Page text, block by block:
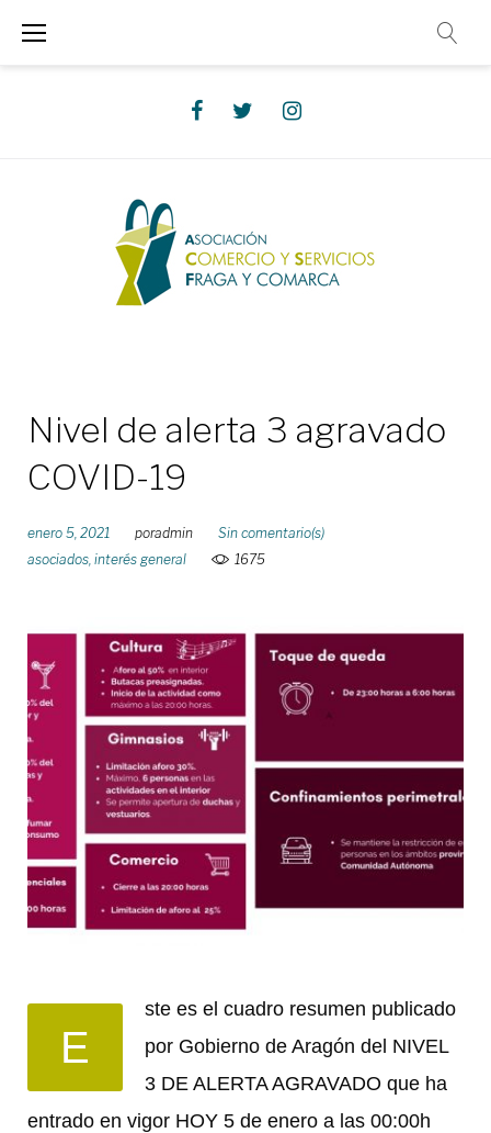
Nivel de alerta 3 agravado
COVID-19
enero 5, 2021 poradmin
Sin comentario(s)
asociados, interés general 1675
E
ste es el cuadro resumen publicado
por Gobierno de Aragón del NIVEL
3 DE ALERTA AGRAVADO que ha
entrado en vigor HOY 5 de enero a las 00:00h